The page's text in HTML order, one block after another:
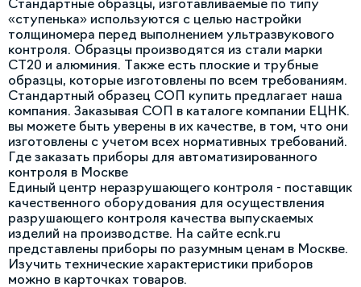
Стандартные образцы, изготавливаемые по типу
«ступенька» используются с целью настройки
толщиномера перед выполнением ультразвукового
контроля. Образцы производятся из стали марки
СТ20 и алюминия. Также есть плоские и трубные
образцы, которые изготовлены по всем требованиям.
Стандартный образец СОП купить предлагает наша
компания. Заказывая СОП в каталоге компании ЕЦНК.
вы можете быть уверены в их качестве, в том, что они
изготовлены с учетом всех нормативных требований.
Где заказать приборы для автоматизированного
контроля в Москве
Единый центр неразрушающего контроля - поставщик
качественного оборудования для осуществления
разрушающего контроля качества выпускаемых
изделий на производстве. На сайте ecnk.ru
представлены приборы по разумным ценам в Москве.
Изучить технические характеристики приборов
можно в карточках товаров.